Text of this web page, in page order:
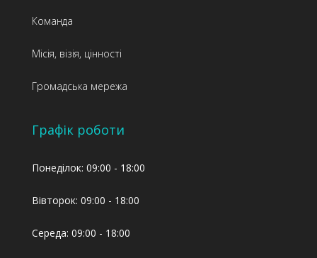
Команда
Місія, візія, цінності
Громадська мережа
Графік роботи
Понеділок: 09:00 - 18:00
Вівторок: 09:00 - 18:00
Середа: 09:00 - 18:00